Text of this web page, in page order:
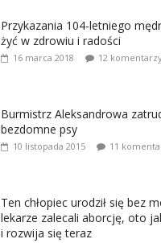
Przykazania 104-letniego
żyć w zdrowiu i radości
16 marca 2018 12
Burmistrz Aleksandrowa
bezdomne psy
10 listopada 2015 11
Ten chłopiec urodził się bez
lekarze zalecali aborcję, oto
i rozwija się teraz